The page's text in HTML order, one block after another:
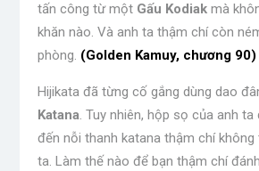
tấn công từ một Gấu Kodiakmà
khăn nào. Và anh ta thậm chí còn
phòng. (Golden Kamuy, chương 90)
Hijikata đã từng cố gắng dùng dao
Katana. Tuy nhiên, hộp sọ của anh ta
đến nỗi thanh katana thậm chí
ta. Làm thế nào để bạn thậm chí